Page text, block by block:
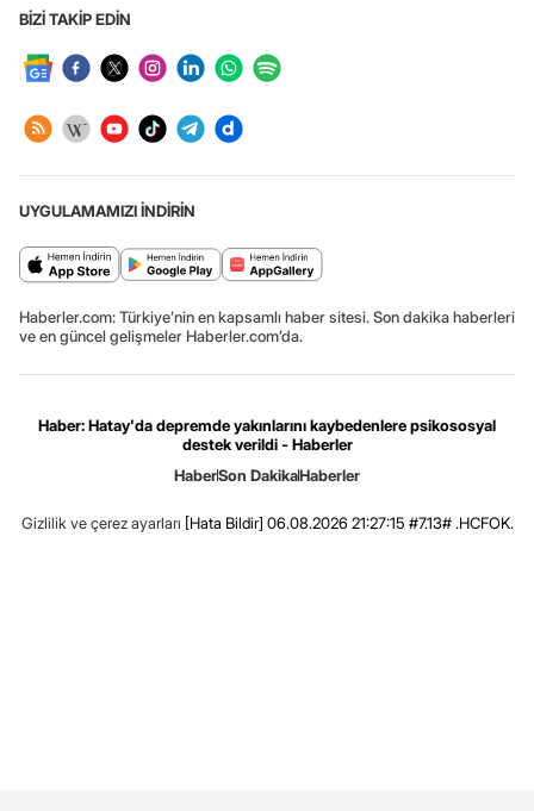
BİZİ TAKİP EDİN
UYGULAMAMIZI İNDİRİN
Haberler.com: Türkiye’nin en kapsamlı haber sitesi. Son dakika haberleri
ve en güncel gelişmeler Haberler.com’da.
Haber: Hatay'da depremde yakınlarını kaybedenlere psikososyal
destek verildi - Haberler
HaberSon DakikaHaberler
Gizlilik ve çerez ayarları [Hata Bildir] 06.08.2026 21:27:15 #7.13# .HCFOK.